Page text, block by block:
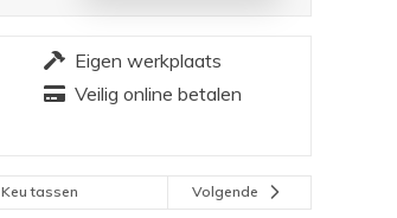
Eigen werkplaats
Veilig online betalen
Keu tassen Volgende